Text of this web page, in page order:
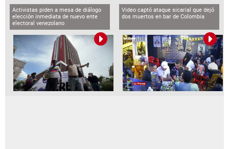
Activistas piden a mesa de diálogo
elección inmediata de nuevo ente
electoral venezolano
Video captó ataque sicarial que dejó
dos muertos en bar de Colombia